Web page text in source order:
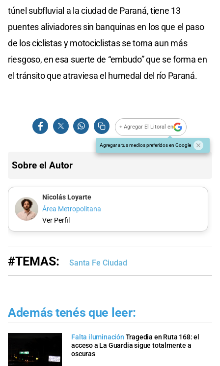
túnel subfluvial a la ciudad de Paraná, tiene 13
puentes aliviadores sin banquinas en los que el paso
de los ciclistas y motociclistas se torna aun más
riesgoso, en esa suerte de “embudo” que se forma en
el tránsito que atraviesa el humedal del río Paraná.
+ Agregar El Litoral en
Agregar a tus medios preferidos en Google
Sobre el Autor
Nicolás Loyarte
Área Metropolitana
Ver Perfil
#TEMAS: Santa Fe Ciudad
Además tenés que leer:
Falta iluminación Tragedia en Ruta 168: el
acceso a La Guardia sigue totalmente a
oscuras